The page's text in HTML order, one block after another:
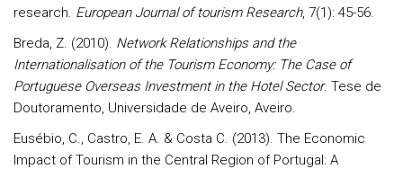
research. European Journal of tourism Research, 7(1): 45-56.
Breda, Z. (2010). Network Relationships and the
Internationalisation of the Tourism Economy: The Case of
Portuguese Overseas Investment in the Hotel Sector. Tese de
Doutoramento, Universidade de Aveiro, Aveiro.
Eusébio, C., Castro, E. A. & Costa C. (2013). The Economic
Impact of Tourism in the Central Region of Portugal: A